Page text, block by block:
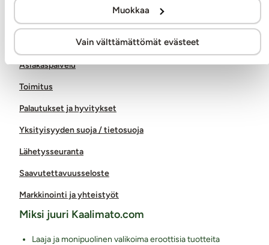
Muokkaa
Vain välttämättömät evästeet
Asiakaspalvelu
Toimitus
Palautukset ja hyvitykset
Yksityisyyden suoja / tietosuoja
Lähetysseuranta
Saavutettavuusseloste
Markkinointi ja yhteistyöt
Kumitehtaankatu 5 E
Miksi juuri Kaalimato.com
Laaja ja monipuolinen valikoima eroottisia tuotteita